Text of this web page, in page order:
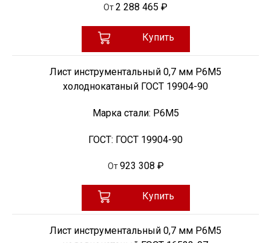
От2 288 465 ₽
Купить
Лист инструментальный 0,7 мм Р6М5
холоднокатаный ГОСТ 19904-90
Марка стали: Р6М5
ГОСТ: ГОСТ 19904-90
От 923 308 ₽
Купить
Лист инструментальный 0,7 мм Р6М5